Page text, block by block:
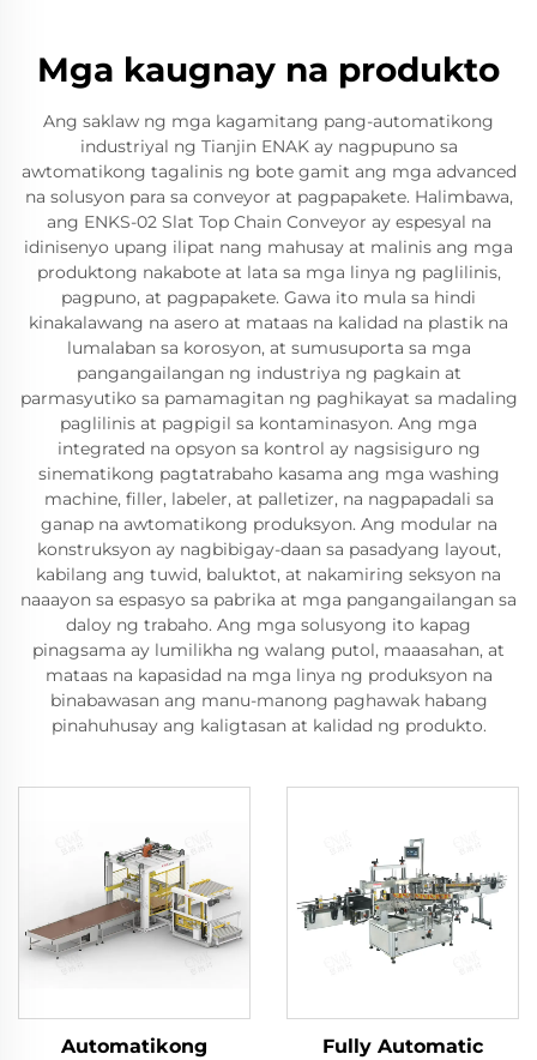
Mga kaugnay na produkto
Ang saklaw ng mga kagamitang pang-automatikong
industriyal ng Tianjin ENAK ay nagpupuno sa
awtomatikong tagalinis ng bote gamit ang mga advanced
na solusyon para sa conveyor at pagpapakete. Halimbawa,
ang ENKS-02 Slat Top Chain Conveyor ay espesyal na
idinisenyo upang ilipat nang mahusay at malinis ang mga
produktong nakabote at lata sa mga linya ng paglilinis,
pagpuno, at pagpapakete. Gawa ito mula sa hindi
kinakalawang na asero at mataas na kalidad na plastik na
lumalaban sa korosyon, at sumusuporta sa mga
pangangailangan ng industriya ng pagkain at
parmasyutiko sa pamamagitan ng paghikayat sa madaling
paglilinis at pagpigil sa kontaminasyon. Ang mga
integrated na opsyon sa kontrol ay nagsisiguro ng
sinematikong pagtatrabaho kasama ang mga washing
machine, filler, labeler, at palletizer, na nagpapadali sa
ganap na awtomatikong produksyon. Ang modular na
konstruksyon ay nagbibigay-daan sa pasadyang layout,
kabilang ang tuwid, baluktot, at nakamiring seksyon na
naaayon sa espasyo sa pabrika at mga pangangailangan sa
daloy ng trabaho. Ang mga solusyong ito kapag
pinagsama ay lumilikha ng walang putol, maaasahan, at
mataas na kapasidad na mga linya ng produksyon na
binabawasan ang manu-manong paghawak habang
pinahuhusay ang kaligtasan at kalidad ng produkto.
Automatikong
Fully Automatic